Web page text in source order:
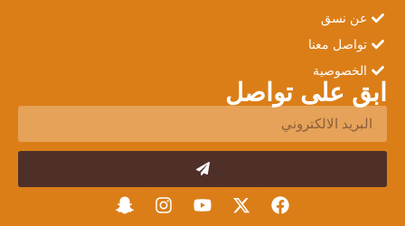
عن نسق
تواصل معنا
الخصوصية
ابق على تواصل